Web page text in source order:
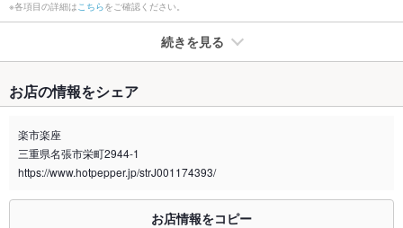
※各項目の詳細は こちらをご確認ください。
続きを見る
禁煙・喫煙 全席喫煙可
喫煙専用室
※2020年4月1日～受動喫煙対策に関する法律が施行されています。正しい情報はお店へお問い
お店の情報をシェア
楽市楽座
三重県名張市栄町2944-1
https://www.hotpepper.jp/strJ001174393/
お店情報をコピー